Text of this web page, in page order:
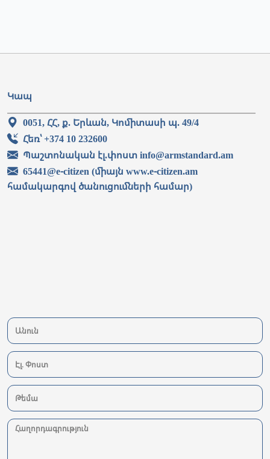
Կապ
0051, ՀՀ, ք. Երևան, Կոմիտասի պ. 49/4
Հեռ՝ +374 10 232600
Պաշտոնական էլ.փոստ info@armstandard.am
65441@e-citizen (միայն www.e-citizen.am
համակարգով ծանուցումների համար)